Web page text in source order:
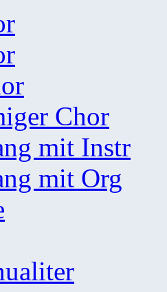
Chor
mit Instr
mit Org